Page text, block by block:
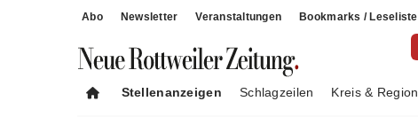
Abo Newsletter Veranstaltungen Bookmarks / Leseliste
Stellenanzeigen Schlagzeilen Kreis & Region